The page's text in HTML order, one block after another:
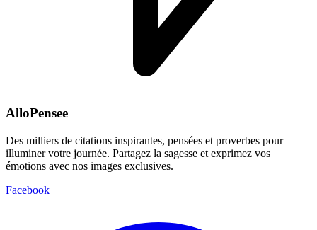
AlloPensee
Des milliers de citations inspirantes, pensées et proverbes pour
illuminer votre journée. Partagez la sagesse et exprimez vos
émotions avec nos images exclusives.
Facebook